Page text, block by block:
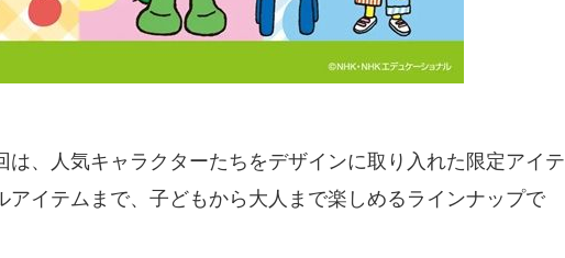
、人気キャラクターたちをデザインに取り入れた限定アイテ
アイテムまで、子どもから大人まで楽しめるラインナップで